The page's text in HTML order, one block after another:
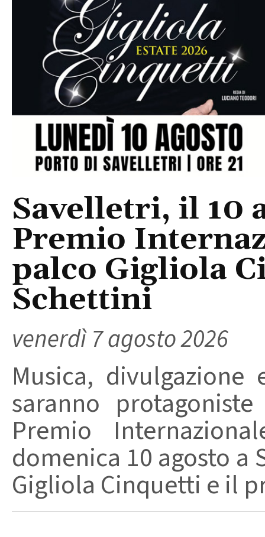
Savelletri, il 10
Premio
palco Gigliola
Schettini
venerdì 7 agosto 2026
Musica,
saranno
Premio
domenica 10 agosto
Gigliola Cinquetti e il